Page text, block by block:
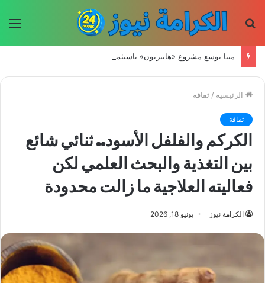
الرئيسية / ثقافة
ثقافة
الكركم والفلفل الأسود.. ثنائي شائع
بين التغذية والبحث العلمي لكن
فعاليته العلاجية ما زالت محدودة
الكرامة نيوز يونيو 18, 2026